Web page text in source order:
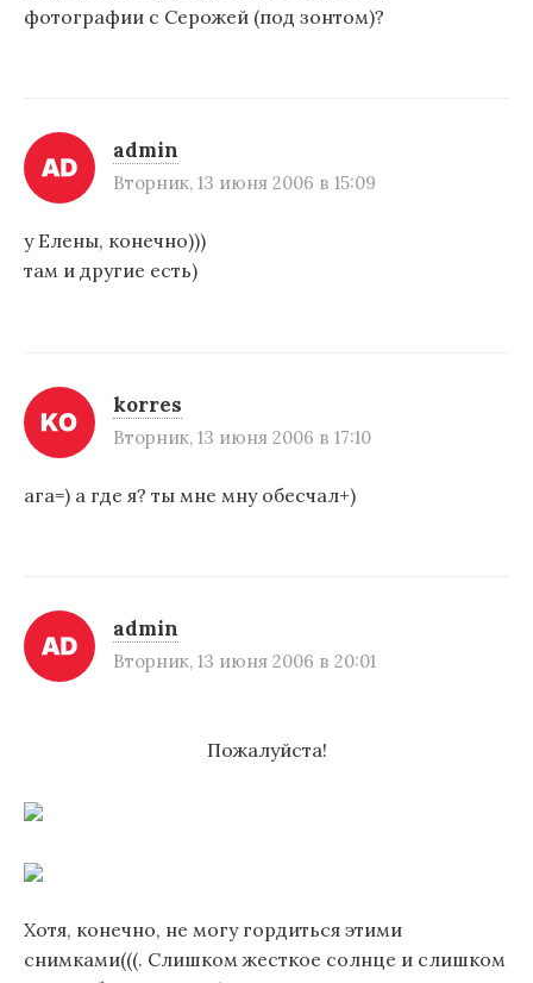
фотографии с Серожей (под зонтом)?
admin
Вторник, 13 июня 2006 в 15:09
у Елены, конечно)))
там и другие есть)
korres
Вторник, 13 июня 2006 в 17:10
ага=) а где я? ты мне мну обесчал+)
admin
Вторник, 13 июня 2006 в 20:01
Пожалуйста!
Хотя, конечно, не могу гордиться этими
снимками(((. Слишком жесткое солнце и слишком